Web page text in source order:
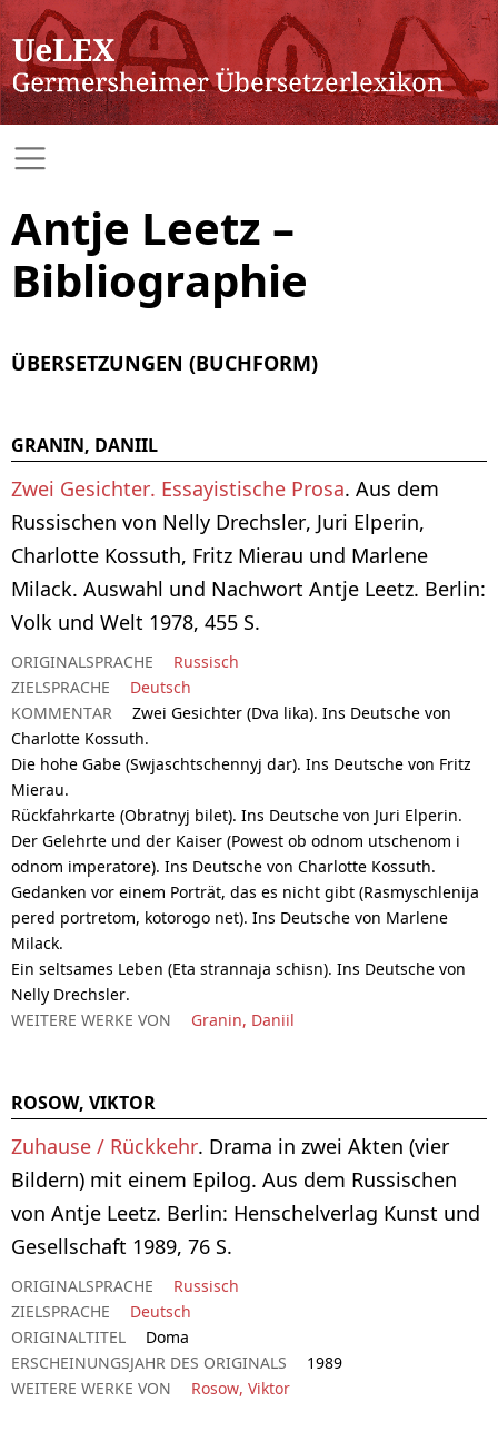
Antje Leetz –
Bibliographie
ÜBERSETZUNGEN (BUCHFORM)
GRANIN, DANIIL
Zwei Gesichter. Essayistische Prosa. Aus dem
Russischen von Nelly Drechsler, Juri Elperin,
Charlotte Kossuth, Fritz Mierau und Marlene
Milack. Auswahl und Nachwort Antje Leetz. Berlin:
Volk und Welt 1978, 455 S.
ORIGINALSPRACHE
Russisch
ZIELSPRACHE
Deutsch
KOMMENTAR
Zwei Gesichter (Dva lika). Ins Deutsche von
Charlotte Kossuth.
Die hohe Gabe (Swjaschtschennyj dar). Ins Deutsche von Fritz
Mierau.
Rückfahrkarte (Obratnyj bilet). Ins Deutsche von Juri Elperin.
Der Gelehrte und der Kaiser (Powest ob odnom utschenom i
odnom imperatore). Ins Deutsche von Charlotte Kossuth.
Gedanken vor einem Porträt, das es nicht gibt (Rasmyschlenija
pered portretom, kotorogo net). Ins Deutsche von Marlene
Milack.
Ein seltsames Leben (Eta strannaja schisn). Ins Deutsche von
Nelly Drechsler.
WEITERE WERKE VON
Granin, Daniil
ROSOW, VIKTOR
Zuhause / Rückkehr. Drama in zwei Akten (vier
Bildern) mit einem Epilog. Aus dem Russischen
von Antje Leetz. Berlin: Henschelverlag Kunst und
Gesellschaft 1989, 76 S.
ORIGINALSPRACHE
Russisch
ZIELSPRACHE
Deutsch
ORIGINALTITEL
Doma
ERSCHEINUNGSJAHR DES ORIGINALS
1989
WEITERE WERKE VON
Rosow, Viktor